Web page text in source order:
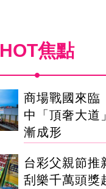
HOT焦點
商場戰國來
中「頂奢大道
漸成形
台彩父親節推
刮樂千萬頭獎